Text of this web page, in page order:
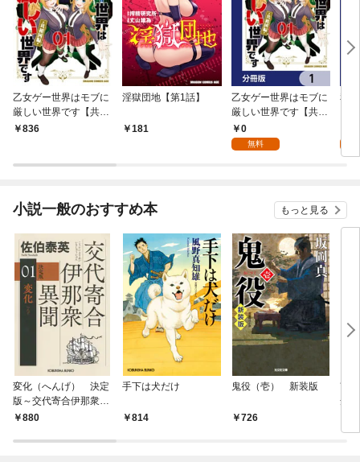
乙女ゲー世界はモブに
厳しい世界です【共和
国編】 ０１
836
淫獄団地【第1話】
181
乙女ゲー世界はモブに
厳しい世界です【共和
国編】【分冊版】 1
0
無料
私
を
版
小説一般のおすすめ本 もっと見る
変化（へんげ） 決定
版～交代寄合伊那衆異
聞（1）～
880
手下は犬だけ
814
鬼役（壱） 新装版
726
南
舟